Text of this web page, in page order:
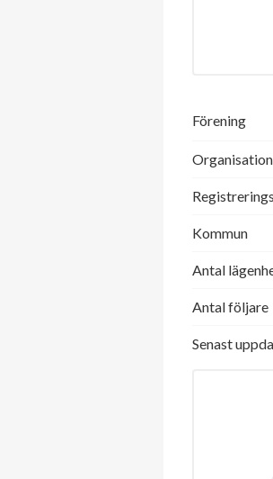
Förening
Kommun
Antal
Antal följare
Senast